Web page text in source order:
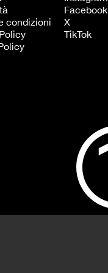
condizioni
Facebook
X
TikTok